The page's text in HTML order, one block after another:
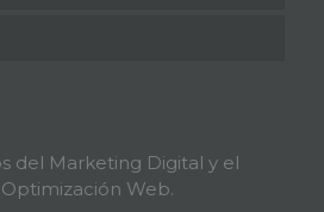
del Marketing Digital y el
Web.